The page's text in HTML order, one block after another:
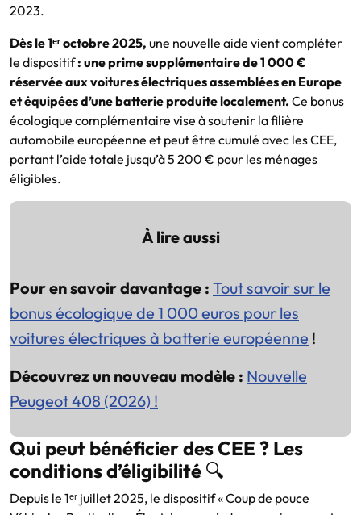
2023.
Dès le 1ᵉʳ octobre 2025, une nouvelle aide vient compléter
le dispositif: une prime supplémentaire de 1 000 €
réservée aux voitures électriques assemblées en Europe
et équipées d’une batterie produite localement. Ce bonus
écologique complémentaire vise à soutenir la filière
automobile européenne et peut être cumulé avec les CEE,
portant l’aide totale jusqu’à 5 200 € pour les ménages
éligibles.
À lire aussi
Pour en savoir davantage : Tout savoir sur le
bonus écologique de 1 000 euros pour les
voitures électriques à batterie européenne !
Découvrez un nouveau modèle : Nouvelle
Peugeot 408 (2026) !
Qui peut bénéficier des CEE ? Les
conditions d’éligibilité 🔍
Depuis le 1ᵉʳ juillet 2025, le dispositif « Coup de pouce